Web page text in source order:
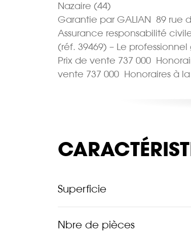
Nazaire (44)
Garantie par GALIAN  89 rue
Assurance responsabilité
(réf. 39469) – Le
Prix de vente 737 000 
vente 737 000  Honoraires à
Superficie
Nbre de pièces